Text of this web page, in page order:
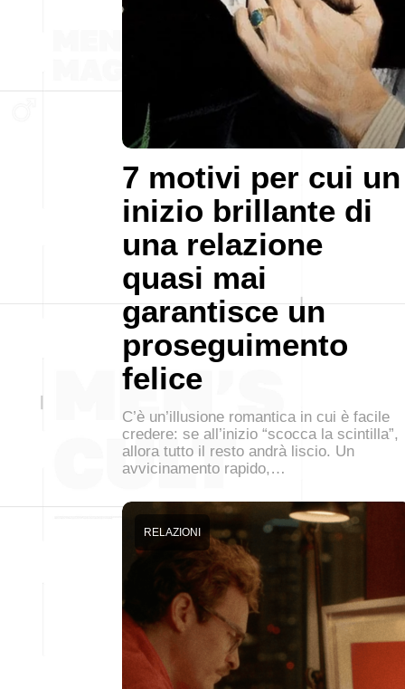
7 motivi per cui un
inizio brillante di
una relazione
quasi mai
garantisce un
proseguimento
felice
C’è un’illusione romantica in cui è facile
credere: se all’inizio “scocca la scintilla”,
allora tutto il resto andrà liscio. Un
avvicinamento rapido,…
RELAZIONI